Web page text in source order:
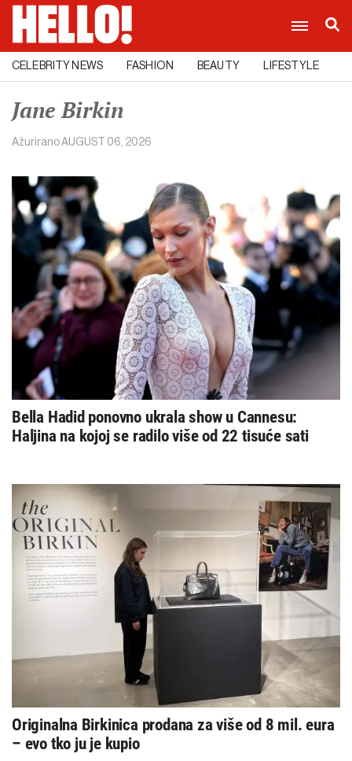
CELEBRITY NEWS FASHION BEAUTY LIFESTYLE
Jane Birkin
AžuriranoAUGUST 06, 2026
Bella Hadid ponovno ukrala show u Cannesu:
Haljina na kojoj se radilo više od 22 tisuće sati
Originalna Birkinica prodana za više od 8 mil. eura
– evo tko ju je kupio